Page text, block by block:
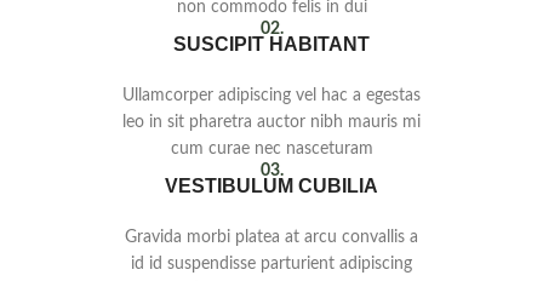
non commodo felis in dui
02.
SUSCIPIT HABITANT
Ullamcorper adipiscing vel hac a egestas
leo in sit pharetra auctor nibh mauris mi
cum curae nec nasceturam
03.
VESTIBULUM CUBILIA
Gravida morbi platea at arcu convallis a
id id suspendisse parturient adipiscing